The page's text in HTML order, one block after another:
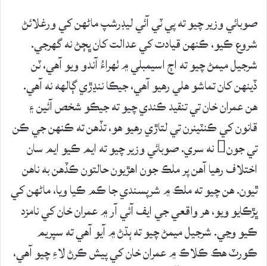
صوبائي وزير چيو ته پي ٽي آئي ليڊرشپ ماڻهن کي ورغلائڻ
شروع ڪيو، ڪنهن قيادت کي عدالت کان ڀڄڻ نه گهرجي.
شرجيل ميمڻ چيو ته اڄ اسيمبلي ۾ ٺهراءُ آندو ويو آهي، ٽن
ڏينهن کان تماشو هلي رهيو آهي، جيڪا ننڍڙي ڳالهه نه آهي.
هن عمران خان تي تنقيد ڪندي چيو ته جيڪو شخص آئين ۽
قانون کي ڪنٽينرن تي لتاڙي رهيو هو، تڏهن ته ڪنهن جي ڪن
تي جون نه سري. صوبائي وزير چيو ته ايم ڪيو ايم سان
اختلاف رهيا آهن پر ملڪ جون اهڙيون حالتون ڪڏهن به ناهن
ٿيون. هن چيو ته ملڪ ۾ شرپسندي جا ڪم ڪيا ويا، ماڻهن کي
ڀڙڪايو ويو، هر واقعي جي ايف آئي آر ۾ عمران خان کي نامزد
ڪيو وڃي. شرجيل ميمڻ چيو ته ٻڌڻ ۾ آيو آهي ته سپريم
ڪورٽ هڪ ڪلاڪ ۾ عمران خان کي پيش ڪرڻ لاءِ چيو آهي،